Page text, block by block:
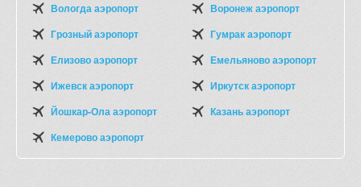
Вологда аэропорт
Воронеж аэропорт
Грозный аэропорт
Гумрак аэропорт
Елизово аэропорт
Емельяново аэропорт
Ижевск аэропорт
Иркутск аэропорт
Йошкар-Ола аэропорт
Казань аэропорт
Кемерово аэропорт